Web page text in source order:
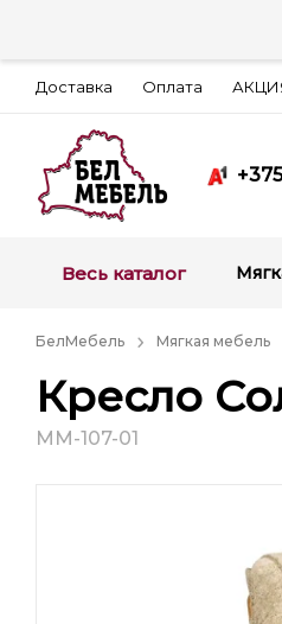
Доставка Оплата
Весь каталог
БелМебель Мягкая мебель
Кресло
ММ-107-01